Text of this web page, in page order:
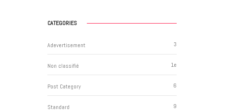
CATEGORIES
Adevertisement 3
Non classifié e
1
Post Category 6
Standard 9